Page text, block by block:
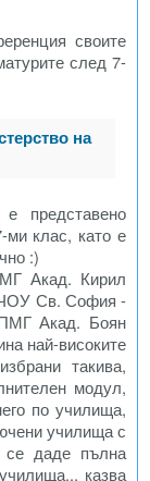
своите
след 7-
на
представено
клас, като е
:)
Акад. Кирил
Св. София -
Акад. Боян
най-високите
такива,
модул,
по училища,
училища с
даде пълна
казва